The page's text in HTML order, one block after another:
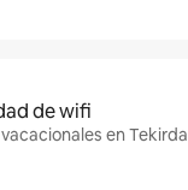
de wifi
en